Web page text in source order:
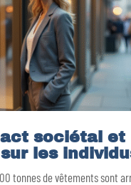
sociétal et
les
tonnes de vêtements sont